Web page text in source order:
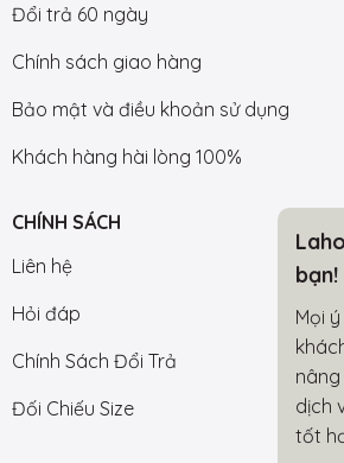
Đổi trả 60 ngày
Chính sách giao hàng
Bảo mật và điều khoản sử dụng
Khách hàng hài lòng 100%
CHÍNH SÁCH
Liên hệ
Hỏi đáp
Chính Sách Đổi Trả
Đối Chiếu Size
bạn!
Mọi
dịch
tốt